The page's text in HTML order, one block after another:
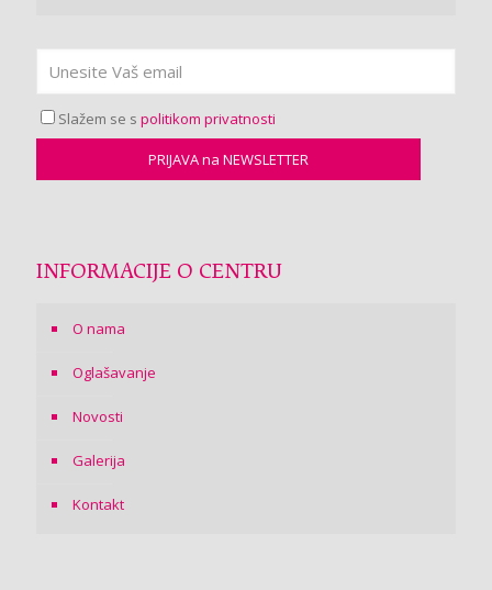
Slažem se s politikom privatnosti
INFORMACIJE O CENTRU
O nama
Oglašavanje
Novosti
Galerija
Kontakt